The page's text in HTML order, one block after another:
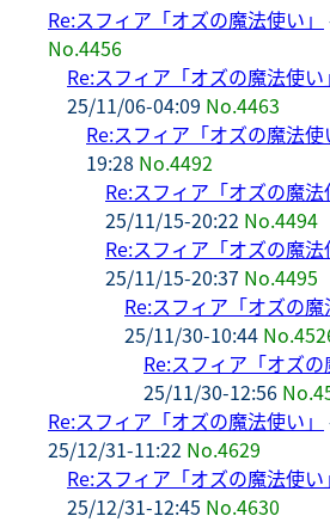
Re:スフィア「オズの魔法使い」
No.4456
Re:スフィア「オズの魔法使い」
25/11/06-04:09 No.4463
Re:スフィア「オズの魔法使
19:28 No.4492
Re:スフィア「オズの魔法
25/11/15-20:22 No.4494
Re:スフィア「オズの魔法
25/11/15-20:37 No.4495
Re:スフィア「オズの魔
25/11/30-10:44
Re:スフィア「オズの
25/11/30-12:56
Re:スフィア「オズの魔法使い」
25/12/31-11:22 No.4629
Re:スフィア「オズの魔法使い」
25/12/31-12:45 No.4630